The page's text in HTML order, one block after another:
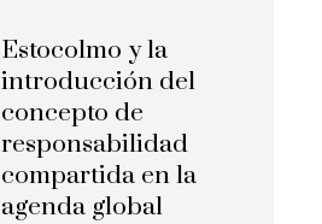
Estocolmo y la
introducción del
concepto de
responsabilidad
compartida en la
agenda global